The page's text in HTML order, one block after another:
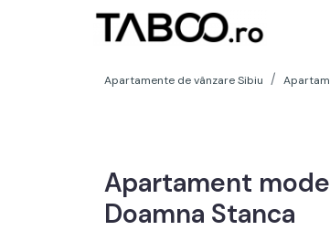
Apartamente de vânzare Sibiu
Apartament
Doamna Stanca